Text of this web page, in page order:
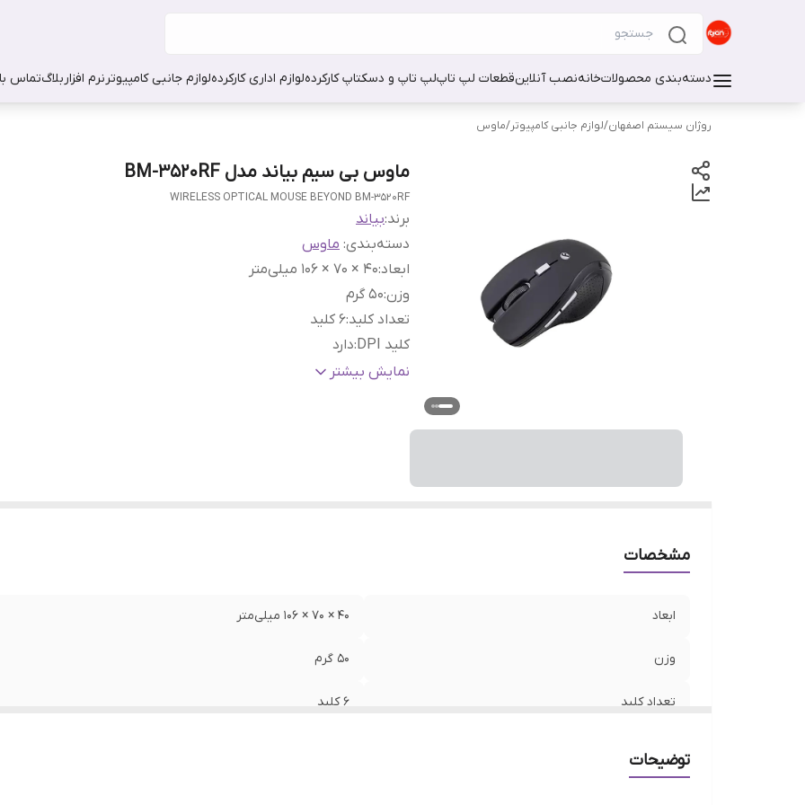
دسته‌بندی محصولاتخانهنصب آنلاینقطعات لپ تاپلپ تاپ و دسکتاپ کارکردهلوازم اداری کارکردهلوازم جانبی کامپیوترنرم افزاربلاگتماس
روژان سیستم اصفهان/لوازم جانبی کامپیوتر/ماوس
ماوس بی سیم بیاند مدل BM-3520RF
WIRELESS OPTICAL MOUSE BEYOND BM-3520RF
برند:بیاند
دسته‌بندی: ماوس
ابعاد:40 × 70 × 106 میلی‌متر
وزن:۵۰ گرم
تعداد کلید:۶ کلید
کلید DPI
:دارد
دقت:۸۰۰ تا ۱۶۰۰ DPI
نمایش بیشتر
مشخصات
ابعاد 40 × 70 × 106 میلی‌متر
وزن ۵۰ گرم
تعداد کلید ۶ کلید
توضیحات